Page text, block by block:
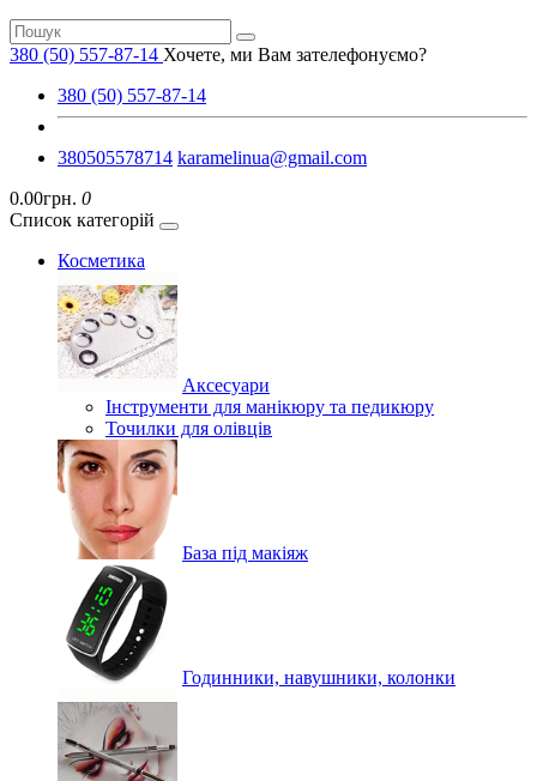
380 (50) 557-87-14 Хочете, ми Вам зателефонуємо?
380 (50) 557-87-14
380505578714 karamelinua@gmail.com
0.00грн. 0
Список категорій
Косметика
Аксесуари
Інструменти для манікюру та педикюру
Точилки для олівців
База під макіяж
Годинники, навушники, колонки